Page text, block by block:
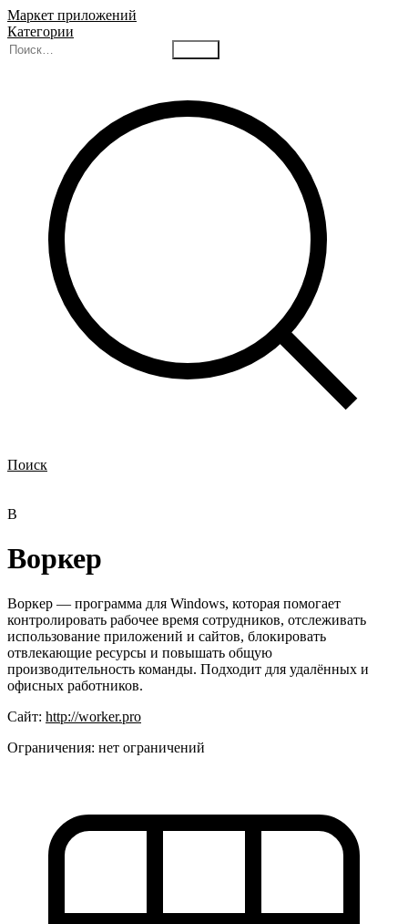
Маркет приложений
Категории
Поиск
В
Воркер
Воркер — программа для Windows, которая помогает
контролировать рабочее время сотрудников, отслеживать
использование приложений и сайтов, блокировать
отвлекающие ресурсы и повышать общую
производительность команды. Подходит для удалённых и
офисных работников.
Сайт: http://worker.pro
Ограничения: нет ограничений